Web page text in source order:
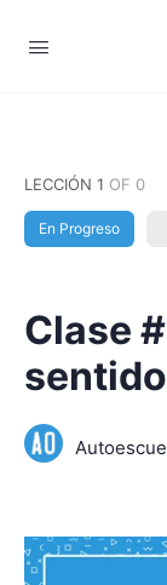
LECCIÓN 1 OF 0
En Progreso
Clase
sentido